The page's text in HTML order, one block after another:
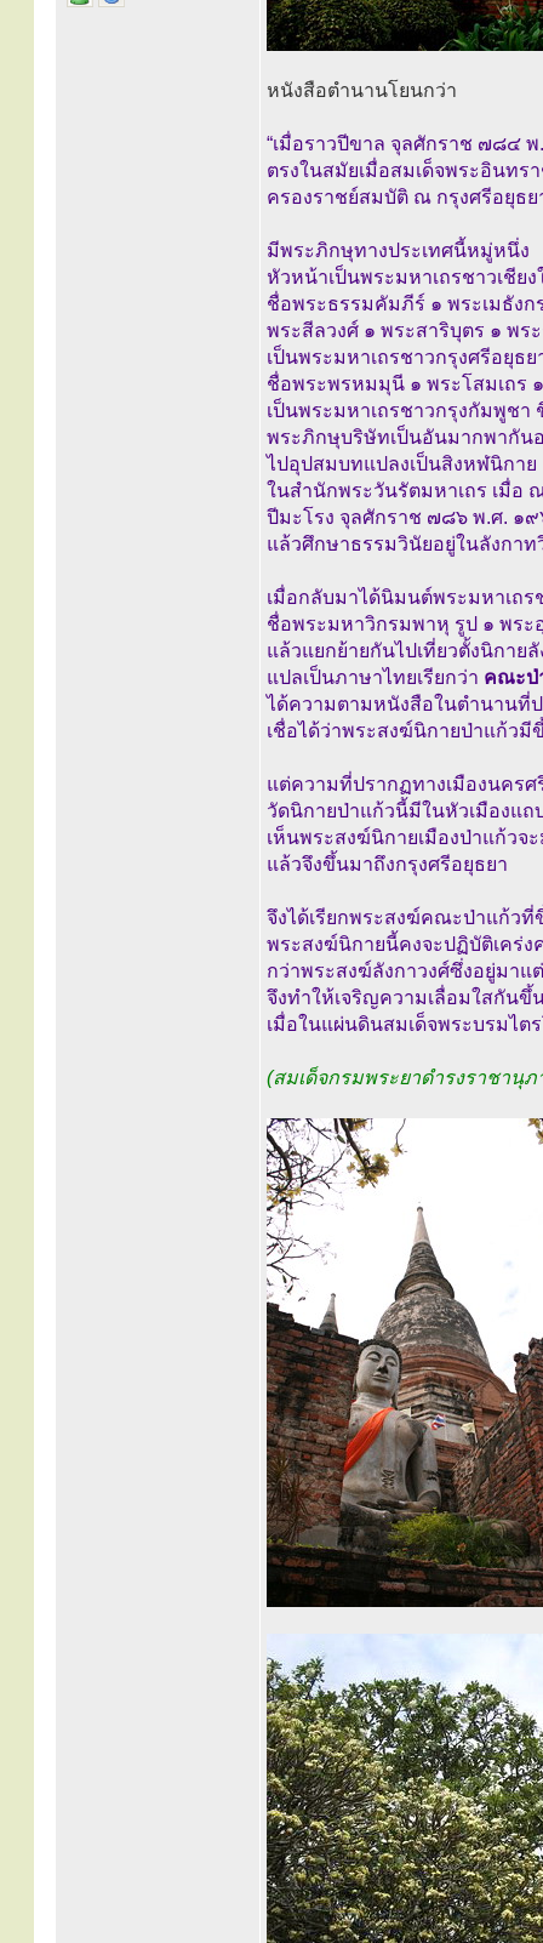
หนังสือตำนานโยนกว่า
“เมื่อราวปีขาล จุลศักราช ๗๘๔
ตรงในสมัยเมื่อสมเด็จพระอินทร
ครองราชย์สมบัติ ณ กรุงศรีอยุธย
มีพระภิกษุทางประเทศนี้หมู่หนึ่ง
หัวหน้าเป็นพระมหาเถรชาวเชีย
ชื่อพระธรรมคัมภีร์ ๑ พระเมธัง
พระสีลวงศ์ ๑ พระสาริบุตร ๑ พร
เป็นพระมหาเถรชาวกรุงศรีอยุธย
ชื่อพระพรหมมุนี ๑ พระโสมเถร ๑
เป็นพระมหาเถรชาวกรุงกัมพูช
พระภิกษุบริษัทเป็นอันมากพากัน
ไปอุปสมบทแปลงเป็นสิงหฬนิกา
ในสำนักพระวันรัตมหาเถร เมื่อ
ปีมะโรง จุลศักราช ๗๘๖ พ.ศ. ๑
แล้วศึกษาธรรมวินัยอยู่ในลังกาท
เมื่อกลับมาได้นิมนต์พระมหาเถร
ชื่อพระมหาวิกรมพาหุ รูป ๑ พร
แล้วแยกย้ายกันไปเที่ยวตั้งนิกาย
แปลเป็นภาษาไทยเรียกว่า คณะป่
ได้ความตามหนังสือในตำนานที่ป
เชื่อได้ว่าพระสงฆ์นิกายป่าแก้วมี
แต่ความที่ปรากฏทางเมืองนคร
วัดนิกายป่าแก้วนี้มีในหัวเมืองแ
เห็นพระสงฆ์นิกายเมืองป่าแก้วจ
แล้วจึงขึ้นมาถึงกรุงศรีอยุธยา
จึงได้เรียกพระสงฆ์คณะป่าแก้ว
พระสงฆ์นิกายนี้คงจะปฏิบัติเคร่ง
กว่าพระสงฆ์ลังกาวงศ์ซึ่งอยู่มาแ
จึงทำให้เจริญความเลื่อมใสกันขึ้
เมื่อในแผ่นดินสมเด็จพระบรมไต
(สมเด็จกรมพระยาดำรงราชานุ